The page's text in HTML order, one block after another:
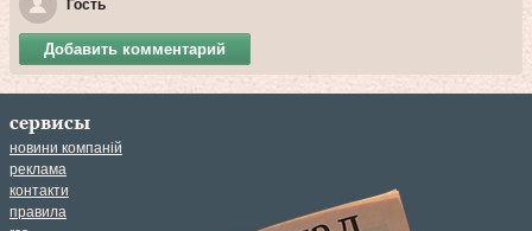
Гость
Добавить комментарий
сервисы
новини компаній
реклама
контакти
правила